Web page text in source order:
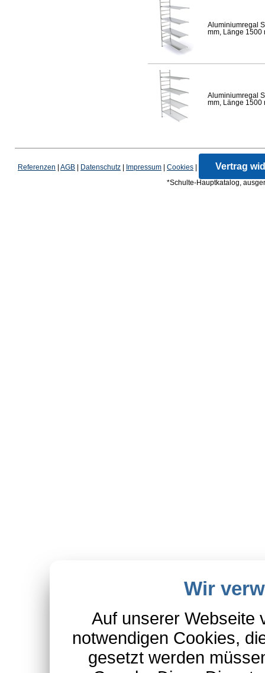
Aluminiumregal
mm, Länge 1500
Aluminiumregal
mm, Länge 1500
Referenzen AGB Datenschutz Impressum Cookies Vertrag
*Schulte-Hauptkatalog,
Wir
Auf unserer Webseite
notwendigen Cookies,
gesetzt werden